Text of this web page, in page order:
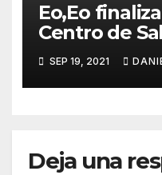
Eo,Eo
Centro de
de la Torre.
SEP 19, 2021
Deja una